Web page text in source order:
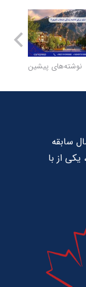
نوشته‌های پیشین
کانادید با بیش از 10 سال سابقه
یکی از با